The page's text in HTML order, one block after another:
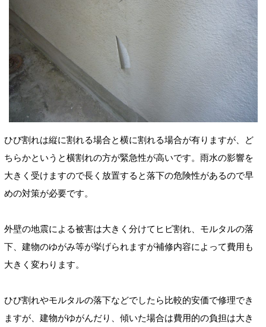
ひび割れは縦に割れる場合と横に割れる場合が有りますが、ど
ちらかというと横割れの方が緊急性が高いです。雨水の影響を
大きく受けますので長く放置すると落下の危険性があるので早
めの対策が必要です。
外壁の地震による被害は大きく分けてヒビ割れ、モルタルの落
下、建物のゆがみ等が挙げられますが補修内容によって費用も
大きく変わります。
ひび割れやモルタルの落下などでしたら比較的安価で修理でき
ますが、建物がゆがんだり、傾いた場合は費用的の負担は大き